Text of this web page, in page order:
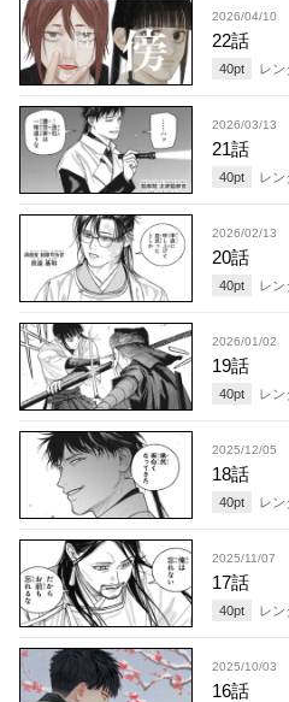
2026/04/10
22話
40pt レン
2026/03/13
21話
40pt レン
2026/02/13
20話
40pt レン
2026/01/02
19話
40pt レン
2025/12/05
18話
40pt レン
2025/11/07
17話
40pt レン
2025/10/03
16話